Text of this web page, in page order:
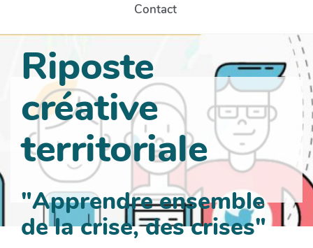
Contact
Riposte
créative
territoriale
"Apprendre ensemble
de la crise, des crises"